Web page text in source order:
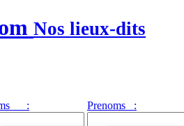
Nos lieux-dits
: Prenoms :